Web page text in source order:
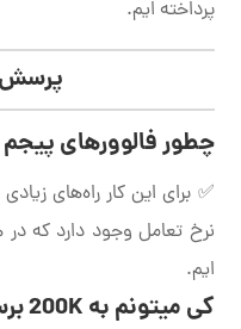
پرداخته ایم.
چطور فالوورهای پیجم
✅ برای این کار راه‌های
نرخ تعامل وجود دارد که
ایم.
کی میتونم به 200K برسم؟